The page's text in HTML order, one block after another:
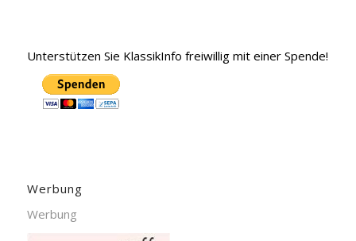
Unterstützen Sie KlassikInfo freiwillig mit einer Spende!
Werbung
Werbung